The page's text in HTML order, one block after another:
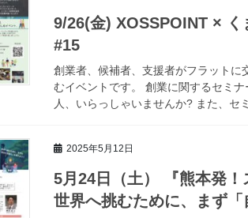
9/26(金) XOSSPOINT ×
#15
創業者、候補者、支援者がフラットに
むイベントです。 創業に関するセミ
人、いらっしゃいませんか? また、
2025年5月12日
5月24日（土） 『熊本発
世界へ挑むために、まず